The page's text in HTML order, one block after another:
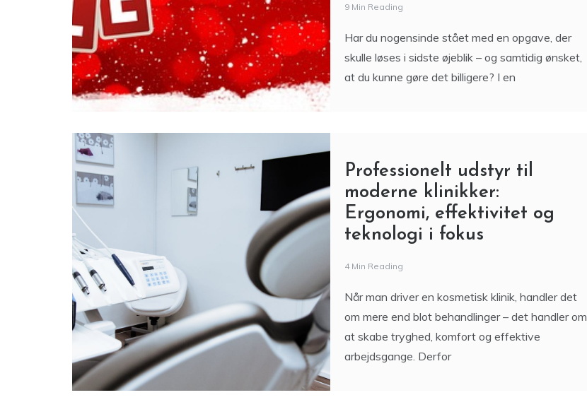
9 Min Reading
Har du nogensinde stået med en opgave, der
skulle løses i sidste øjeblik – og samtidig ønsket,
at du kunne gøre det billigere? I en
Professionelt udstyr til
moderne klinikker:
Ergonomi, effektivitet og
teknologi i fokus
4 Min Reading
Når man driver en kosmetisk klinik, handler det
om mere end blot behandlinger – det handler om
at skabe tryghed, komfort og effektive
arbejdsgange. Derfor